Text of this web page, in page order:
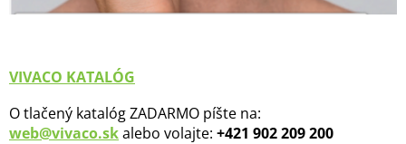
VIVACO KATALÓG
O tlačený katalóg ZADARMO píšte na:
web@vivaco.skalebo volajte: +421 902 209 200